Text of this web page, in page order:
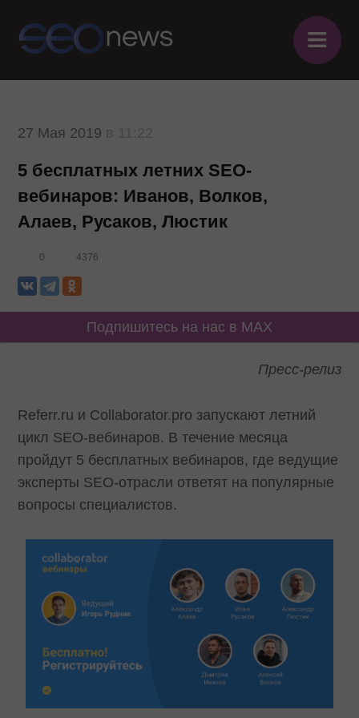
≡
27 Мая 2019
5 бесплатных летних SEO-
вебинаров: Иванов, Волков,
Алаев, Русаков, Люстик
0 4376
Подпишитесь на нас в MAX
Пресс-релиз
Referr.ru и Collaborator.pro запускают летний
цикл SEO-вебинаров. В течение месяца
пройдут 5 бесплатных вебинаров, где ведущие
эксперты SEO-отрасли ответят на популярные
вопросы специалистов.